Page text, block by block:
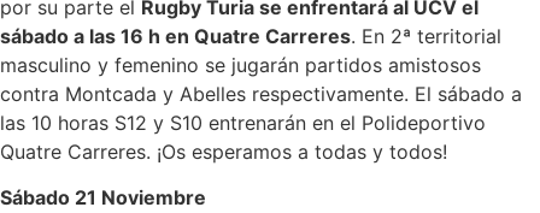
por su parte el Rugby Turia se enfrentará al UCV el
sábado a las 16 h en Quatre Carreres. En 2ª territorial
masculino y femenino se jugarán partidos amistosos
contra Montcada y Abelles respectivamente. El sábado a
las 10 horas S12 y S10 entrenarán en el Polideportivo
Quatre Carreres. ¡Os esperamos a todas y todos!
Sábado 21 Noviembre